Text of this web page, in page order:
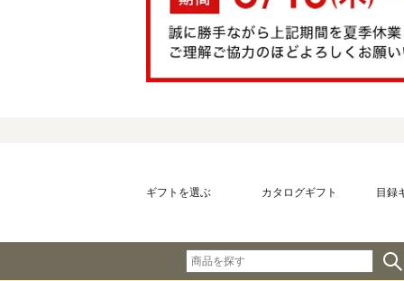
ギフトを選ぶ カタログギフト 目録